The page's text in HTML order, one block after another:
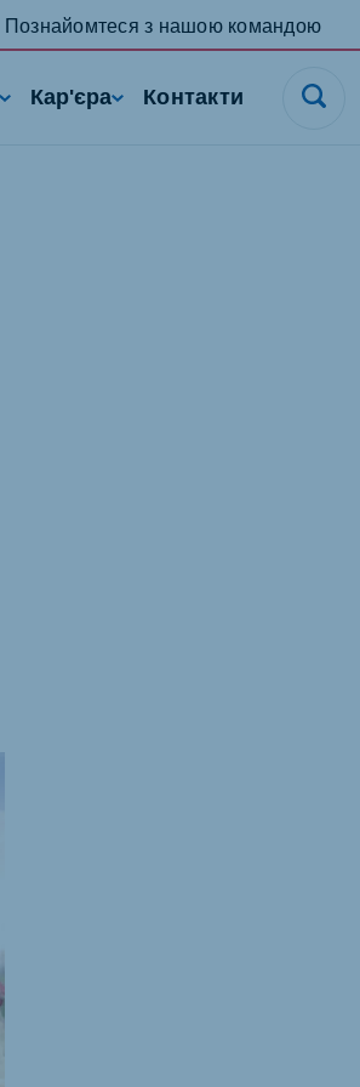
Познайомтеся з нашою командою
Кар'єра Контакти